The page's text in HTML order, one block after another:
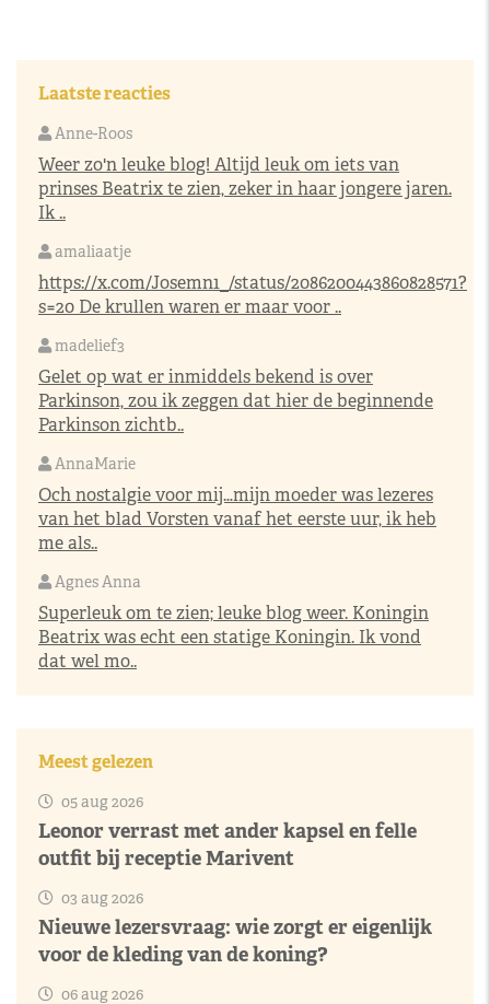
Laatste reacties
Anne-Roos
Weer zo'n leuke blog! Altijd leuk om iets van
prinses Beatrix te zien, zeker in haar jongere jaren.
Ik ..
amaliaatje
https://x.com/Josemn1_/status/2086200443860828571?
s=20 De krullen waren er maar voor ..
madelief3
Gelet op wat er inmiddels bekend is over
Parkinson, zou ik zeggen dat hier de beginnende
Parkinson zichtb..
AnnaMarie
Och nostalgie voor mij…mijn moeder was lezeres
van het blad Vorsten vanaf het eerste uur, ik heb
me als..
Agnes Anna
Superleuk om te zien; leuke blog weer. Koningin
Beatrix was echt een statige Koningin. Ik vond
dat wel mo..
Meest gelezen
05 aug 2026
Leonor verrast met ander kapsel en felle
outfit bij receptie Marivent
03 aug 2026
Nieuwe lezersvraag: wie zorgt er eigenlijk
voor de kleding van de koning?
06 aug 2026